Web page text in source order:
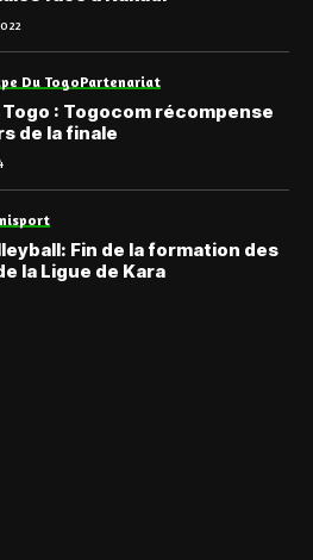
Du TogoPartenariat
Togo : Togocom récompense
de la finale
Fin de la formation des
la Ligue de Kara